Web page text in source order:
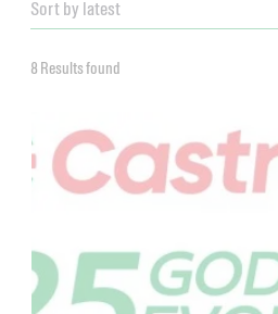
8 Results found